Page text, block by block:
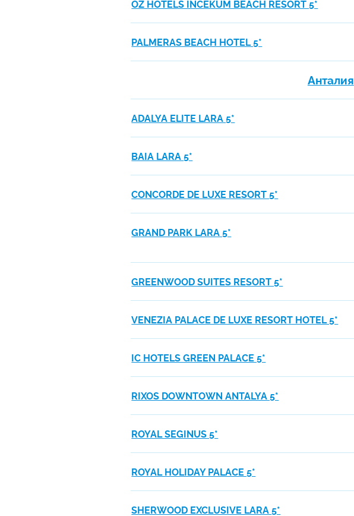
OZ HOTELS INCEKUM BEACH RESORT 5*
PALMERAS BEACH HOTEL 5*
Анталия
ADALYA ELITE LARA 5*
BAIA LARA 5*
CONCORDE DE LUXE RESORT 5*
GRAND PARK LARA 5*
GREENWOOD SUITES RESORT 5*
VENEZIA PALACE DE LUXE RESORT HOTEL 5*
IC HOTELS GREEN PALACE 5*
RIXOS DOWNTOWN ANTALYA 5*
ROYAL SEGINUS 5*
ROYAL HOLIDAY PALACE 5*
SHERWOOD EXCLUSIVE LARA 5*